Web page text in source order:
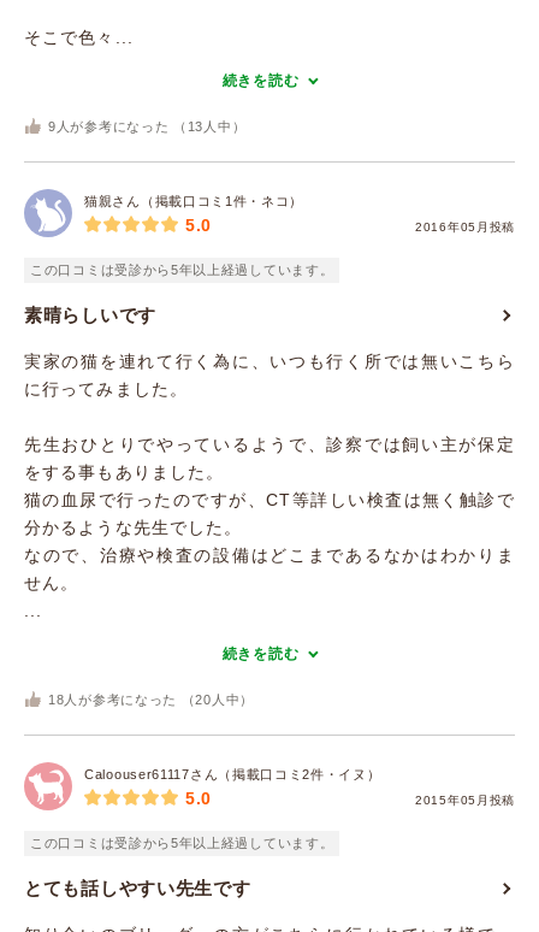
そこで色々...
続きを読む
9 人が参考になった （ 13 人中）
猫親さん（掲載口コミ1件・ネコ）
2016年05月投稿
5.0
この口コミは受診から5年以上経過しています。
素晴らしいです
実家の猫を連れて行く為に、いつも行く所では無いこちら
に行ってみました。
先生おひとりでやっているようで、診察では飼い主が保定
をする事もありました。
猫の血尿で行ったのですが、CT等詳しい検査は無く触診で
分かるような先生でした。
なので、治療や検査の設備はどこまであるなかはわかりま
せん。
続きを読む
18 人が参考になった （20 人中）
Caloouser61117さん（掲載口コミ2件・イヌ）
2015年05月投稿
5.0
この口コミは受診から5年以上経過しています。
とても話しやすい先生です